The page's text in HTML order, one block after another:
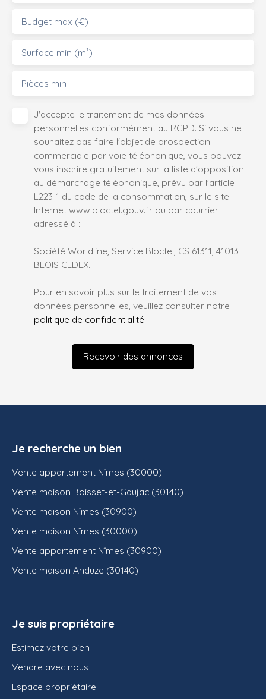
Budget max (€)
Surface min (m²)
Pièces min
J'accepte le traitement de mes données
personnelles conformément au RGPD. Si vous ne
souhaitez pas faire l'objet de prospection
commerciale par voie téléphonique, vous pouvez
vous inscrire gratuitement sur la liste d'opposition
au démarchage téléphonique, prévu par l'article
L223-1 du code de la consommation, sur le site
Internet www.bloctel.gouv.fr ou par courrier
adressé à :
Société Worldline, Service Bloctel, CS 61311, 41013
BLOIS CEDEX.
Pour en savoir plus sur le traitement de vos
données personnelles, veuillez consulter notre
politique de confidentialité.
Recevoir des annonces
Je recherche un bien
Vente appartement Nîmes (30000)
Vente maison Boisset-et-Gaujac (30140)
Vente maison Nîmes (30900)
Vente maison Nîmes (30000)
Vente appartement Nîmes (30900)
Vente maison Anduze (30140)
Je suis propriétaire
Estimez votre bien
Vendre avec nous
Espace propriétaire